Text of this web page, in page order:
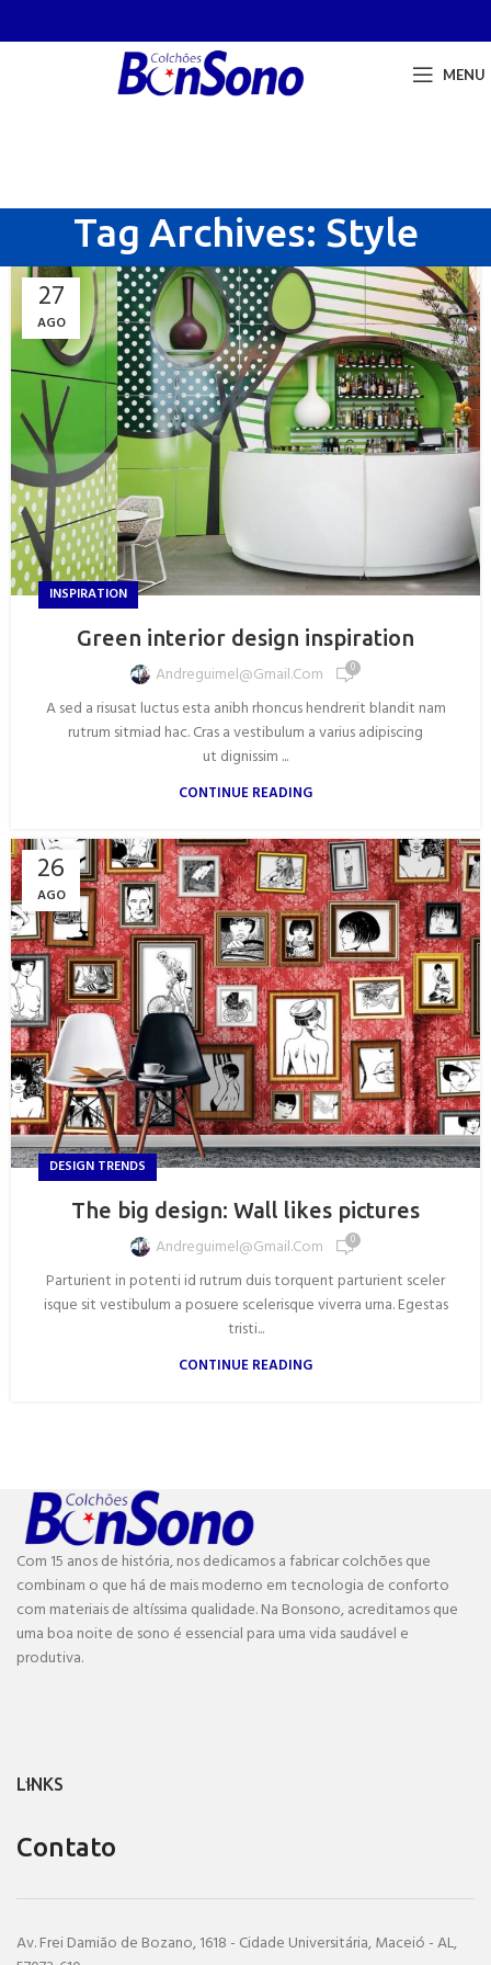
MENU
Tag Archives: Style
27
AGO
INSPIRATION
Green interior design inspiration
Andreguimel@gmail.com
0
A sed a risusat luctus esta anibh rhoncus hendrerit blandit nam
rutrum sitmiad hac. Cras a vestibulum a varius adipiscing
ut dignissim ...
CONTINUE READING
26
AGO
DESIGN TRENDS
The big design: Wall likes pictures
Andreguimel@gmail.com
0
Parturient in potenti id rutrum duis torquent parturient sceler
isque sit vestibulum a posuere scelerisque viverra urna. Egestas
tristi...
CONTINUE READING
Com 15 anos de história, nos dedicamos a fabricar colchões que
combinam o que há de mais moderno em tecnologia de conforto
com materiais de altíssima qualidade. Na Bonsono, acreditamos que
uma boa noite de sono é essencial para uma vida saudável e
produtiva.
LINKS
Contato
Av. Frei Damião de Bozano, 1618 - Cidade Universitária, Maceió - AL,